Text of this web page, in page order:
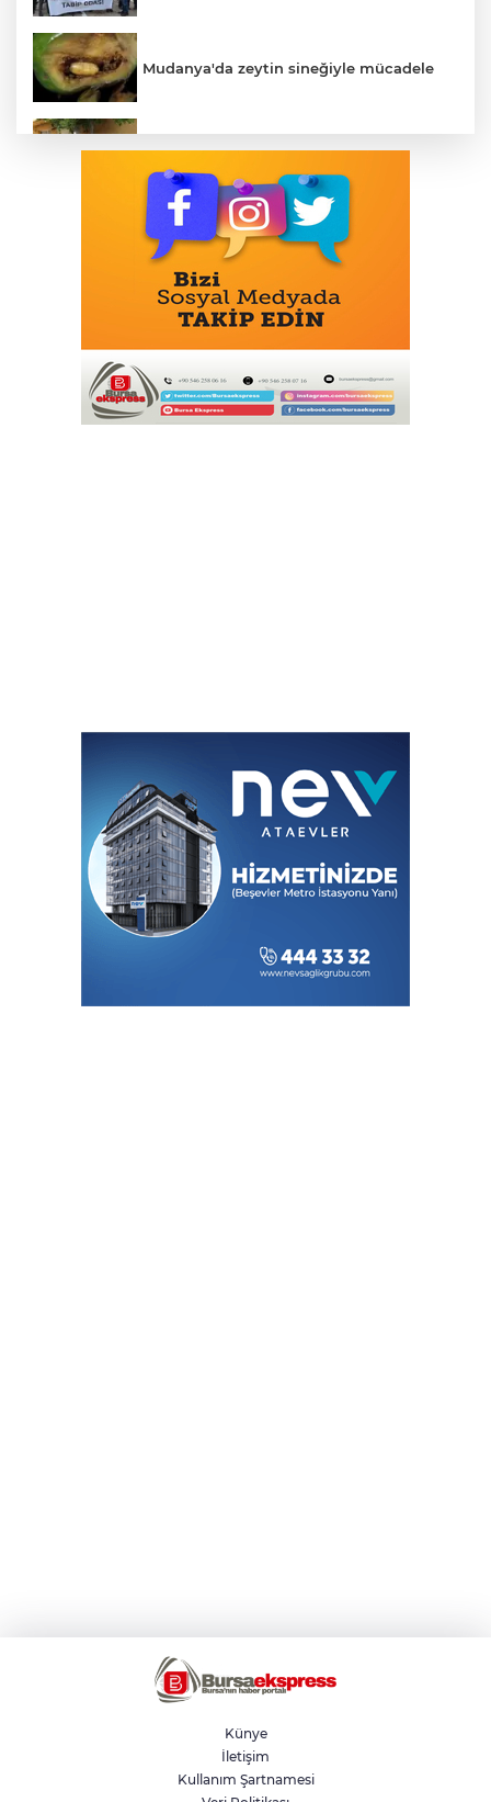
Mudanya'da zeytin sineğiyle mücadele
Nissan Qashqai e-POWER’den Guinness
Dünya Rekoru: Tek Depoyla 1980 km
Emirates ve Arsenal'in Uzun Soluklu
Ortaklığı 2033'e Kadar Uzadı
Çitlekçi Halka Arz Oluyor
Künye
İletişim
Kullanım Şartnamesi